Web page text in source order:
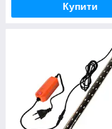
Купити